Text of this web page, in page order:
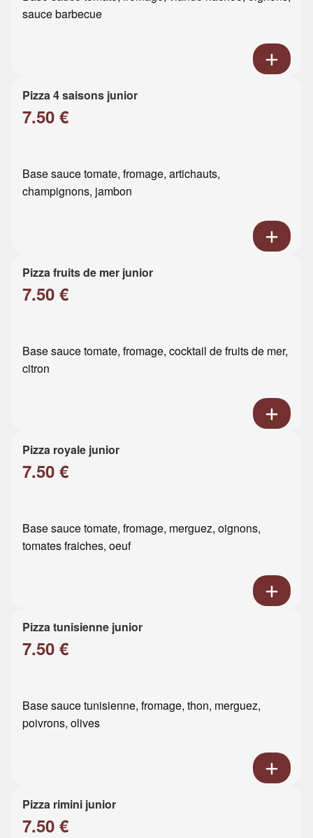
sauce barbecue
Pizza 4 saisons junior
7.50 €
Base sauce tomate, fromage, artichauts,
champignons, jambon
Pizza fruits de mer junior
7.50 €
Base sauce tomate, fromage, cocktail de fruits de mer,
citron
Pizza royale junior
7.50 €
Base sauce tomate, fromage, merguez, oignons,
tomates fraiches, oeuf
Pizza tunisienne junior
7.50 €
Base sauce tunisienne, fromage, thon, merguez,
poivrons, olives
Pizza rimini junior
7.50 €